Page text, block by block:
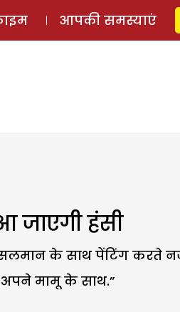
लॉग इन ⚲
आपकी समस्याएं
जाएगी हंसी
सलमान के साथ पेंटिंग करते
अपने मामू के साथ.”